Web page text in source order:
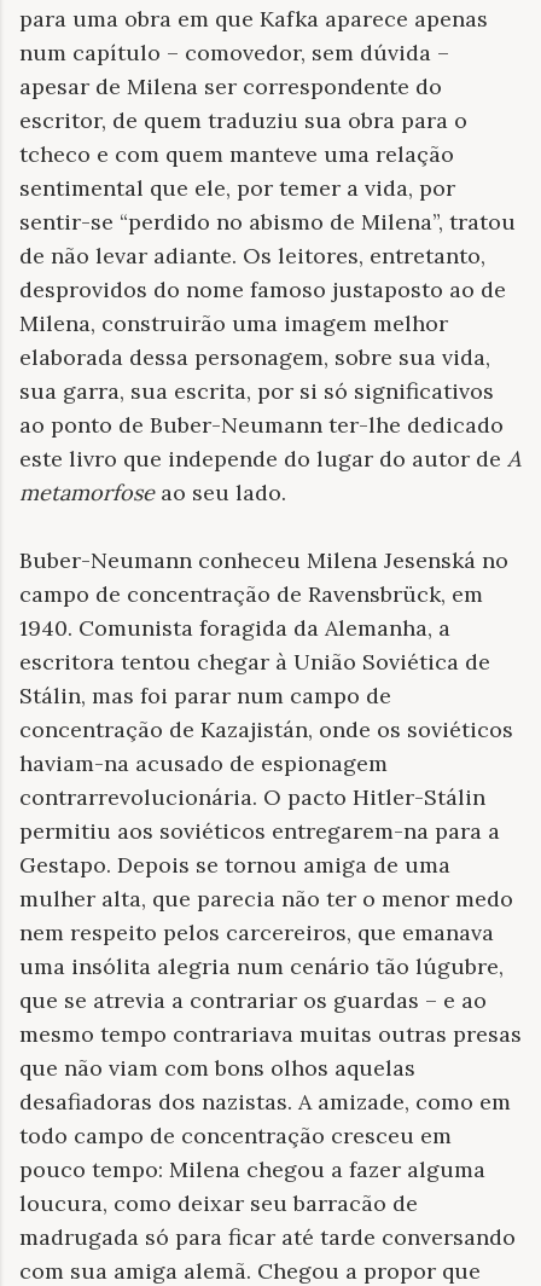
para uma obra em que Kafka aparece apenas
num capítulo – comovedor, sem dúvida –
apesar de Milena ser correspondente do
escritor, de quem traduziu sua obra para o
tcheco e com quem manteve uma relação
sentimental que ele, por temer a vida, por
sentir-se “perdido no abismo de Milena”, tratou
de não levar adiante. Os leitores, entretanto,
desprovidos do nome famoso justaposto ao de
Milena, construirão uma imagem melhor
elaborada dessa personagem, sobre sua vida,
sua garra, sua escrita, por si só significativos
ao ponto de Buber-Neumann ter-lhe dedicado
este livro que independe do lugar do autor de A
metamorfoseao seu lado.
Buber-Neumann conheceu Milena Jesenská no
campo de concentração de Ravensbrück, em
1940. Comunista foragida da Alemanha, a
escritora tentou chegar à União Soviética de
Stálin, mas foi parar num campo de
concentração de Kazajistán, onde os soviéticos
haviam-na acusado de espionagem
contrarrevolucionária. O pacto Hitler-Stálin
permitiu aos soviéticos entregarem-na para a
Gestapo. Depois se tornou amiga de uma
mulher alta, que parecia não ter o menor medo
nem respeito pelos carcereiros, que emanava
uma insólita alegria num cenário tão lúgubre,
que se atrevia a contrariar os guardas – e ao
mesmo tempo contrariava muitas outras presas
que não viam com bons olhos aquelas
desafiadoras dos nazistas. A amizade, como em
todo campo de concentração cresceu em
pouco tempo: Milena chegou a fazer alguma
loucura, como deixar seu barracão de
madrugada só para ficar até tarde conversando
com sua amiga alemã. Chegou a propor que